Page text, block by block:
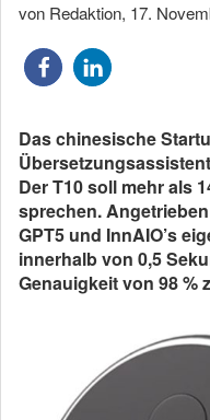
von Redaktion, 17.
Das chinesische
Der T10 soll mehr als
sprechen.
GPT5 und InnAIO’s
innerhalb von 0,5
Genauigkeit von 98 %